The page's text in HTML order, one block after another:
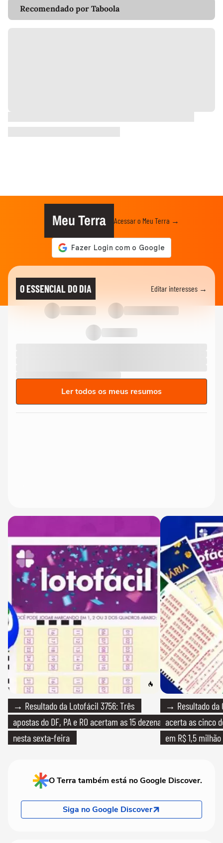
Recomendado por Taboola
Meu Terra Acessar o Meu Terra →
O ESSENCIAL DO DIA Editar interesses →
Ler todos os meus resumos
→ Resultado da Lotofácil 3756: Três
apostas do DF, PA e RO acertam as 15 dezenas
nesta sexta-feira
→ Resultado da
acerta as cinco
em R$ 1,5 milhão
O Terra também está no Google Discover.
Siga no Google Discover